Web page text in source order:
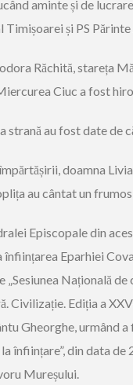
aminte și de
Timișoarei și PS
Răchită, stareța
Ciuc a fost
strană au fost date de
doamna
au cântat un
Episcopale din
înființarea Eparhiei
„Sesiunea Națională
Civilizație. Ediția a
Gheorghe, urmând
la înființare”, din data
Mureșului.